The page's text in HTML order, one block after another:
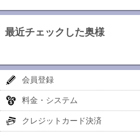
最近チェックした奥様
会員登録
料金・システム
クレジットカード決済